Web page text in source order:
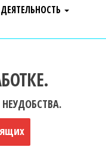
ДЕЯТЕЛЬНОСТЬ